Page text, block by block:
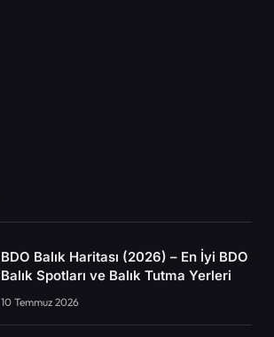
BDO Balık Haritası (2026) – En İyi BDO
Balık Spotları ve Balık Tutma Yerleri
10 Temmuz 2026